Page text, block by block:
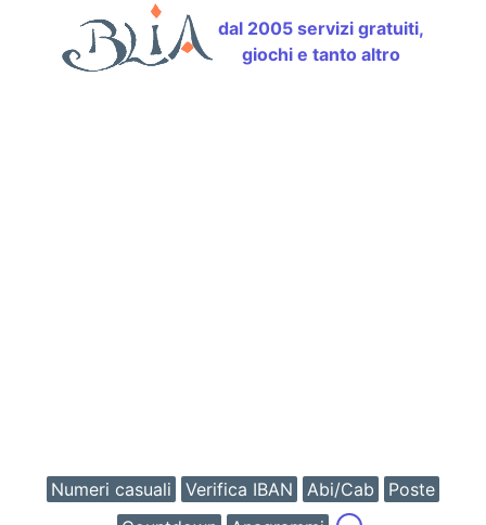
dal 2005 servizi gratuiti,
giochi e tanto altro
Numeri casuali Verifica IBAN Abi/Cab
Poste